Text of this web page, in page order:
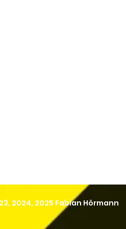
2024, 2025 Fabian Hörmann